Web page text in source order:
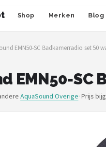
Shop Merken Blog
EMN50-SC Badkamerradio set 50
EMN50-
AquaSound Overige· Prijs